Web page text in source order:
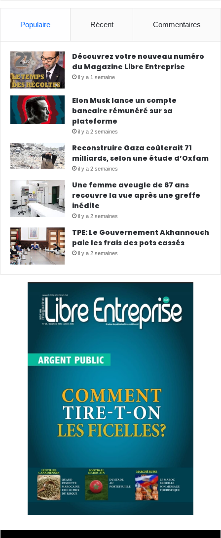
Populaire Récent Commentaires
Découvrez votre nouveau numéro
du Magazine Libre Entreprise
il y a 1 semaine
Elon Musk lance un compte
bancaire rémunéré sur sa
plateforme
il y a 2 semaines
Reconstruire Gaza coûterait 71
milliards, selon une étude d’Oxfam
il y a 2 semaines
Une femme aveugle de 67 ans
recouvre la vue après une greffe
inédite
il y a 2 semaines
TPE: Le Gouvernement Akhannouch
paie les frais des pots cassés
il y a 2 semaines